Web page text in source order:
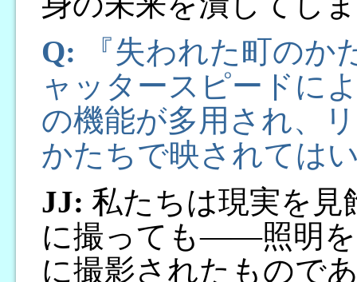
Q: 『失われた町のか
ャッタースピードに
の機能が多用され、
かたちで映されては
JJ: 私たちは現実を見
に撮っても――照明を
に撮影されたもので